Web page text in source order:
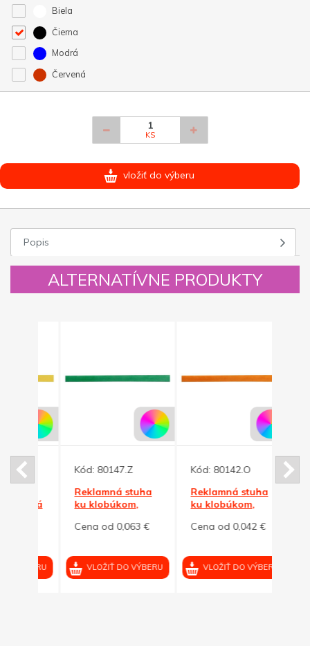
Biela
Čierna
Modrá
Červená
KS
vložiť do výberu
Popis
ALTERNATÍVNE PRODUKTY
Kód:80147.Z
Reklamná stuha
ku klobúkom,
Cena od 0,063 €
VLOŽIŤ DO VÝBERU
Kód:80142.O
Reklamná stuha
ku klobúkom,
Cena od 0,042 €
VLOŽIŤ DO VÝBERU
Kód: